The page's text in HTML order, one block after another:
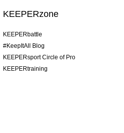
KEEPERzone
KEEPERbattle
#KeepItAll Blog
KEEPERsport Circle of Pro
KEEPERtraining